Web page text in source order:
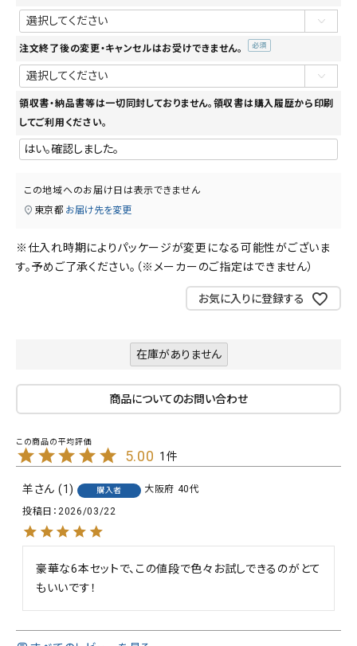
注文終了後の変更・キャンセルはお受けできません。
領収書・納品書等は一切同封しておりません。領収書は購入履歴から印刷
してご利用ください。
この地域へのお届け日は表示できません
東京都 お届け先を変更
※仕入れ時期によりパッケージが変更になる可能性がございま
す。予めご了承ください。（※メーカーのご指定はできません）
お気に入りに登録する
在庫がありません
商品についてのお問い合わせ
5.00 1
羊 1 購入者 大阪府 40代
投稿日
2026/03/22
豪華な6本セットで、この値段で色々お試しできるのがとて
もいいです！